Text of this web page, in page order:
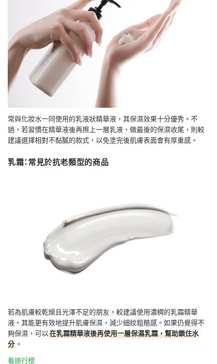
常與化妝水一同使用的乳液狀精華液，其保濕效果十分優秀。不
過，若習慣在精華液後再擦上一層乳液，做最後的保濕收尾，則較
建議選擇相對不黏膩的款式，以免塗完後肌膚表面會有厚重感。
乳霜：常見於抗老類型的商品
若為肌膚較乾燥且光澤不足的朋友，較建議使用濃稠的乳霜精華
液。其能更有效地提升肌膚保濕，減少細紋粗糙感。如果仍覺得不
夠保濕，可以在乳霜精華液後再使用一層保濕乳霜，幫助鎖住水
分 。
看排行榜